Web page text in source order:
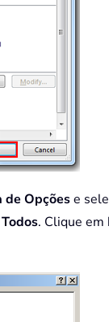
de Opçõese
. Clique em